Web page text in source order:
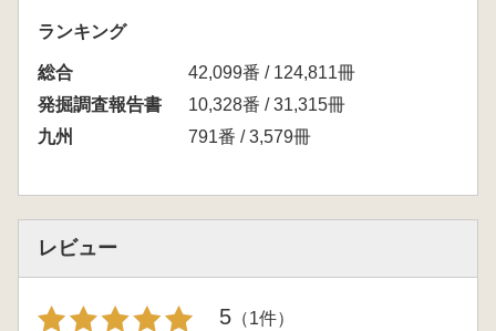
ランキング
総合
42,099番 / 124,811冊
発掘調査報告書
10,328番 / 31,315冊
九州
791番 / 3,579冊
レビュー
5 （1件）